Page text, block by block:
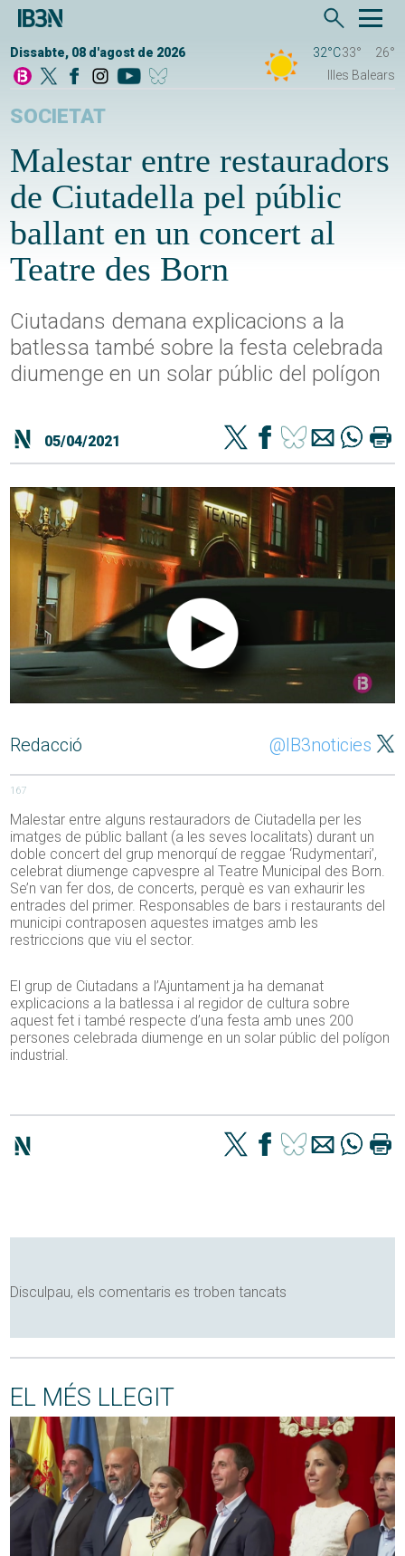
Dissabte, 08 d'agost de 2026 32°C33°
26°
Illes Balears
SOCIETAT
Malestar entre restauradors
de Ciutadella pel públic
ballant en un concert al
Teatre des Born
Ciutadans demana explicacions a la
batlessa també sobre la festa celebrada
diumenge en un solar públic del polígon
05/04/2021
Redacció @IB3noticies
167
Malestar entre alguns restauradors de Ciutadella per les
imatges de públic ballant (a les seves localitats) durant un
doble concert del grup menorquí de reggae ‘Rudymentari’,
celebrat diumenge capvespre al Teatre Municipal des Born.
Se’n van fer dos, de concerts, perquè es van exhaurir les
entrades del primer. Responsables de bars i restaurants del
municipi contraposen aquestes imatges amb les
restriccions que viu el sector.
El grup de Ciutadans a l’Ajuntament ja ha demanat
explicacions a la batlessa i al regidor de cultura sobre
aquest fet i també respecte d’una festa amb unes 200
persones celebrada diumenge en un solar públic del polígon
industrial.
Disculpau, els comentaris es troben tancats
EL MÉS LLEGIT